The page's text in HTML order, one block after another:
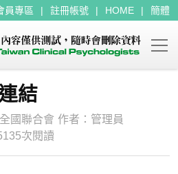
員專區 註冊帳號 HOME 簡體
結
國聯合會 作者： 管理員
次閱讀